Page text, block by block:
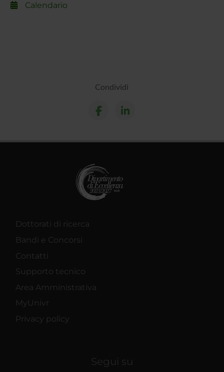
Calendario
Condividi
Dottorati di ricerca
Bandi e Concorsi
Contatti
Supporto tecnico
Area Amministrativa
MyUnivr
Privacy policy
Segui su